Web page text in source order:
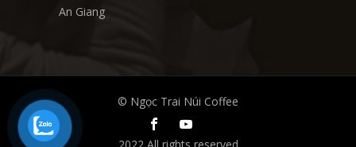
An Giang
© Ngọc Trai Núi Coffee